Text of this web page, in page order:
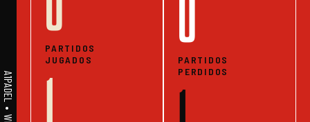
PARTIDOS
JUGADOS
1
0
PARTIDOS
PERDIDOS